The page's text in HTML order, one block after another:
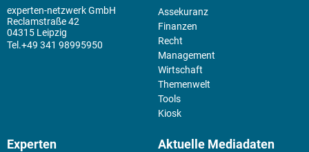
experten-netzwerk GmbH
Reclamstraße 42
04315 Leipzig
+49 341 98995950
Assekuranz
Finanzen
Recht
Management
Wirtschaft
Themenwelt
Tools
Kiosk
Experten Aktuelle Mediadaten